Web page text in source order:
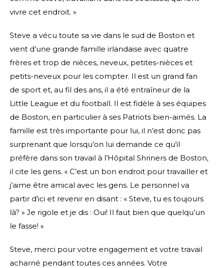
vivre cet endroit. »
Steve a vécu toute sa vie dans le sud de Boston et
vient d’une grande famille irlandaise avec quatre
frères et trop de nièces, neveux, petites-nièces et
petits-neveux pour les compter. Il est un grand fan
de sport et, au fil des ans, il a été entraîneur de la
Little League et du football. Il est fidèle à ses équipes
de Boston, en particulier à ses Patriots bien-aimés. La
famille est très importante pour lui, il n’est donc pas
surprenant que lorsqu’on lui demande ce qu’il
préfère dans son travail à l’Hôpital Shriners de Boston,
il cite les gens. « C’est un bon endroit pour travailler et
j’aime être amical avec les gens. Le personnel va
partir d’ici et revenir en disant : « Steve, tu es toujours
là? » Je rigole et je dis : Oui! Il faut bien que quelqu’un
le fasse! »
Steve, merci pour votre engagement et votre travail
acharné pendant toutes ces années. Votre